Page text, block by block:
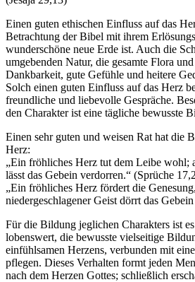
Einen guten ethischen Einfluss auf das
Betrachtung der Bibel mit ihrem
wunderschöne neue Erde ist. Auch die
umgebenden Natur, die gesamte Flora
Dankbarkeit, gute Gefühle und heitere
Solch einen guten Einfluss auf das Herz
freundliche und liebevolle Gespräche.
den Charakter ist eine tägliche bewusste
Einen sehr guten und weisen Rat hat die
Herz:
„Ein fröhliches Herz tut dem Leibe wohl;
lässt das Gebein verdorren.“ (Sprüche
„Ein fröhliches Herz fördert die
niedergeschlagener Geist dörrt das
Für die Bildung jeglichen Charakters ist
lobenswert, die bewusste vielseitige
einfühlsamen Herzens, verbunden mit
pflegen. Dieses Verhalten formt jeden
nach dem Herzen Gottes; schließlich